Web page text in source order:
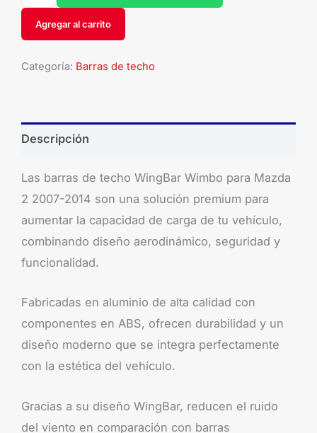
Agregar al carrito
Categoría: Barras de techo
Descripción
Las barras de techo WingBar Wimbo para Mazda
2 2007-2014 son una solución premium para
aumentar la capacidad de carga de tu vehículo,
combinando diseño aerodinámico, seguridad y
funcionalidad.
Fabricadas en aluminio de alta calidad con
componentes en ABS, ofrecen durabilidad y un
diseño moderno que se integra perfectamente
con la estética del vehículo.
Gracias a su diseño WingBar, reducen el ruido
del viento en comparación con barras